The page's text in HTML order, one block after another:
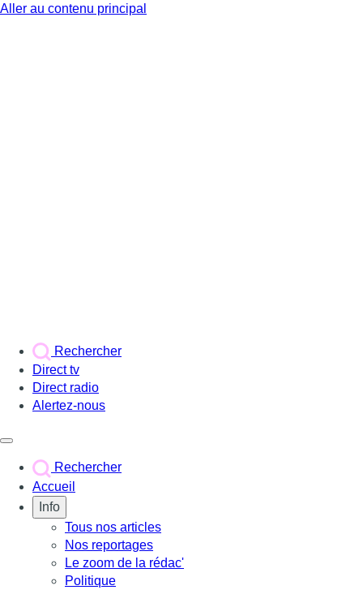
Aller au contenu principal
Rechercher
Direct tv
Direct radio
Alertez-nous
Rechercher
Accueil
Info
Tous nos articles
Nos reportages
Le zoom de la rédac'
Politique